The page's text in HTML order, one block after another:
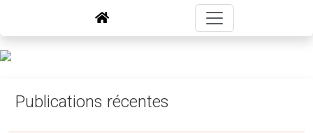
Publications récentes